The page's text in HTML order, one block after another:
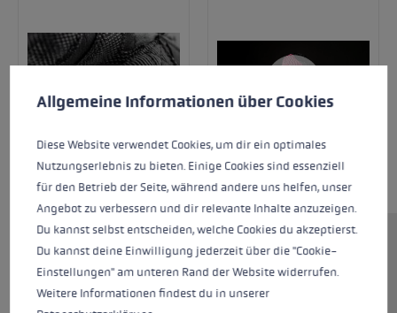
Der WCR Venom SL 3D Mitt wurde in enger
Zusammenarbeit mit dem LEKI Weltcupteam
rund um Technikspezialistin Marta Bassino
Cookie-Voreinstellungen
Allgemeine Informationen über Cookies
Diese Website verwendet Cookies, um dir ein optimales
Nutzungserlebnis zu bieten. Einige Cookies sind essenziell
für den Betrieb der Seite, während andere uns helfen, unser
Angebot zu verbessern und dir relevante Inhalte anzuzeigen.
Du kannst selbst entscheiden, welche Cookies du akzeptierst.
Du kannst deine Einwilligung jederzeit über die "Cookie-
Einstellungen" am unteren Rand der Website widerrufen.
Weitere Informationen findest du in unserer